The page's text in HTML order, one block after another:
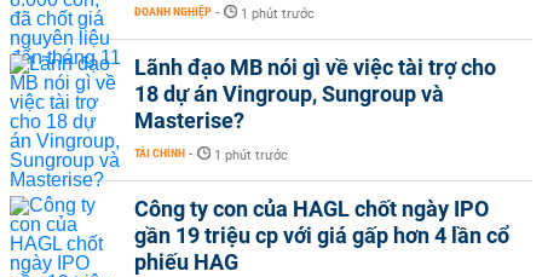
DOANH NGHIỆP - 1 phút trước
Lãnh đạo MB nói gì về việc tài trợ cho
18 dự án Vingroup, Sungroup và
Masterise?
TÀI CHÍNH - 1 phút trước
Công ty con của HAGL chốt ngày IPO
gần 19 triệu cp với giá gấp hơn 4 lần cổ
phiếu HAG